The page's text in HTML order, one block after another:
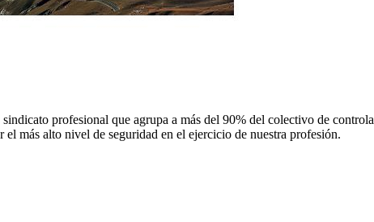
profesional que agrupa a más del 90% del colectivo de
más alto nivel de seguridad en el ejercicio de nuestra profesión.